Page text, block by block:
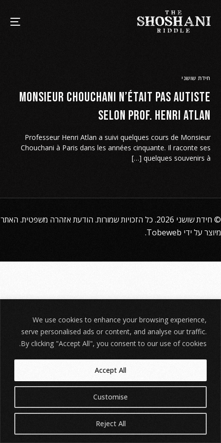
We use cookies to enhance your browsing experience,
serve personalised ads or content, and analyse our traffic.
By clicking "Accept All", you consent to our use of cookies.
Customise
Reject All
Accept All
חידת שושני
Monsieur Chouchani n’était pas autiste
selon prof. Henri Atlan
Professeur Henri Atlan a suivi quelques cours de Monsieur
Chouchani à Paris dans les années cinquante. Il raconte ses
quelques souvenirs à […]
© חידת שושני הודעת אזהרה משפטית. האתר
מיוצר על ידי Tobeweb
.